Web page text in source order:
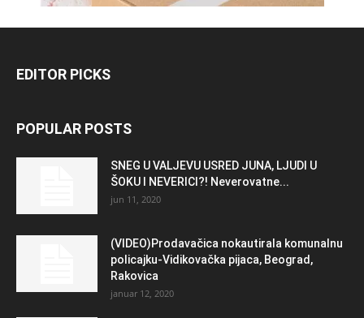
EDITOR PICKS
POPULAR POSTS
SNEG U VALJEVU USRED JUNA, LJUDI U
ŠOKU I NEVERICI?! Neverovatne...
jun 11, 2020
(VIDEO)Prodavačica nokautirala komunalnu
policajku-Vidikovačka pijaca, Beograd,
Rakovica
januar 12, 2020